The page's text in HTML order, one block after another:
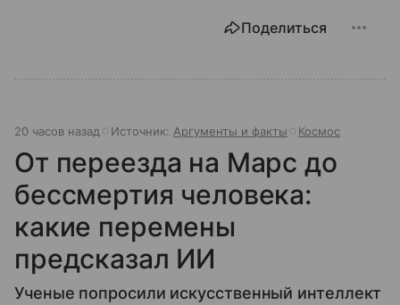
Поделиться
20 часов назад Источник: Аргументы и факты Космос
От переезда на Марс до
бессмертия человека:
какие перемены
предсказал ИИ
Ученые попросили искусственный интеллект